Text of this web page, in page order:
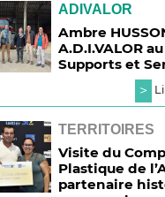
ADIVALOR
Ambre
A.D.I.VALOR
Supports et
>
TERRITOIRES
Visite du
Plastique de
partenaire